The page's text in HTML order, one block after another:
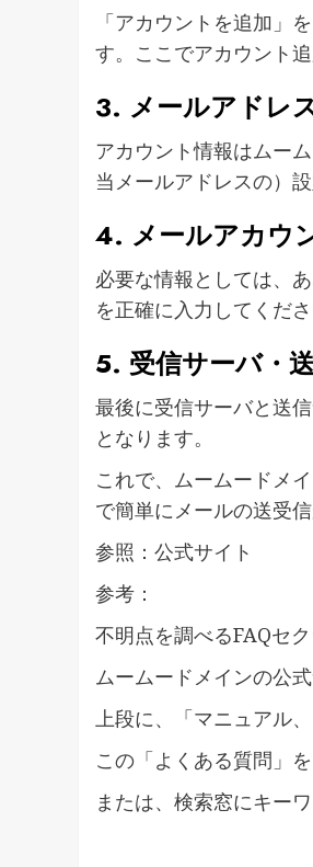
「アカウントを追加」
す。ここでアカウント
3. メールアドレ
アカウント情報はムー
当メールアドレスの）
4. メールアカウ
必要な情報としては、
を正確に入力してくださ
5. 受信サーバ・
最後に受信サーバと送
となります。
これで、ムームードメ
で簡単にメールの送受信
参照：公式サイト
参考：
不明点を調べるFAQセ
ムームードメインの公
上段に、「マニュアル
この「よくある質問」
または、検索窓にキー